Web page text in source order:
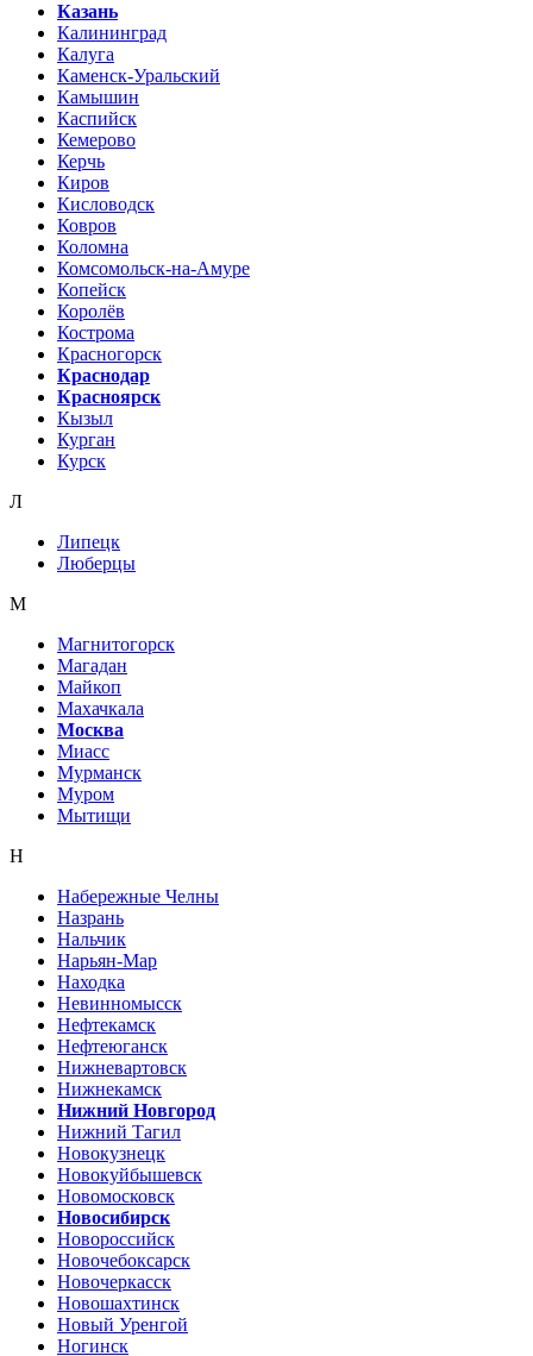
Казань
Калининград
Калуга
Каменск-Уральский
Камышин
Каспийск
Кемерово
Керчь
Киров
Кисловодск
Ковров
Коломна
Комсомольск-на-Амуре
Копейск
Королёв
Кострома
Красногорск
Краснодар
Красноярск
Кызыл
Курган
Курск
Л
Липецк
Люберцы
М
Магнитогорск
Магадан
Майкоп
Махачкала
Москва
Миасс
Мурманск
Муром
Мытищи
Н
Набережные Челны
Назрань
Нальчик
Нарьян-Мар
Находка
Невинномысск
Нефтекамск
Нефтеюганск
Нижневартовск
Нижнекамск
Нижний Новгород
Нижний Тагил
Новокузнецк
Новокуйбышевск
Новомосковск
Новосибирск
Новороссийск
Новочебоксарск
Новочеркасск
Новошахтинск
Новый Уренгой
Ногинск